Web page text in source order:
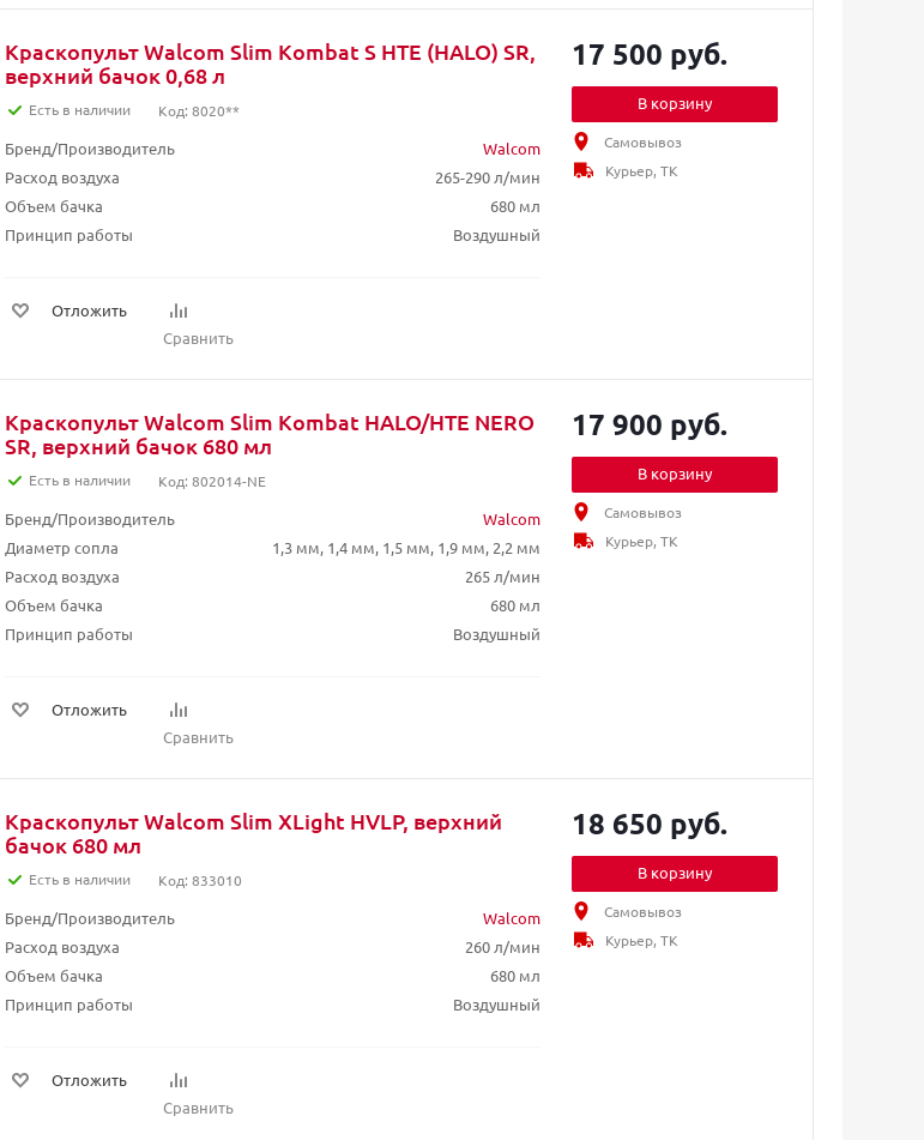
Краскопульт Walcom Slim Kombat S HTE (HALO) SR,
верхний бачок 0,68 л
Есть в наличии Код: 8020**
Бренд/Производитель
Walcom
Расход воздуха
265-290 л/мин
Объем бачка
680 мл
Принцип работы
Воздушный
Отложить
Сравнить
17 500 руб.
В корзину
Самовывоз
Курьер, ТК
Краскопульт Walcom Slim Kombat HALO/HTE NERO
SR, верхний бачок 680 мл
Есть в наличии Код: 802014-NE
Бренд/Производитель
Walcom
Диаметр сопла
1,3 мм, 1,4 мм, 1,5 мм, 1,9 мм, 2,2 мм
Расход воздуха
265 л/мин
Объем бачка
680 мл
Принцип работы
Воздушный
Отложить
Сравнить
17 900 руб.
В корзину
Самовывоз
Курьер, ТК
Краскопульт Walcom Slim XLight HVLP, верхний
бачок 680 мл
Есть в наличии Код: 833010
Бренд/Производитель
Walcom
Расход воздуха
260 л/мин
Объем бачка
680 мл
Принцип работы
Воздушный
Отложить
Сравнить
18 650 руб.
В корзину
Самовывоз
Курьер, ТК